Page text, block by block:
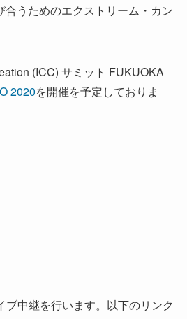
うためのエクストリーム・カン
(ICC) サミット FUKUOKA
2020を開催を予定しておりま
中継を行います。以下のリンク